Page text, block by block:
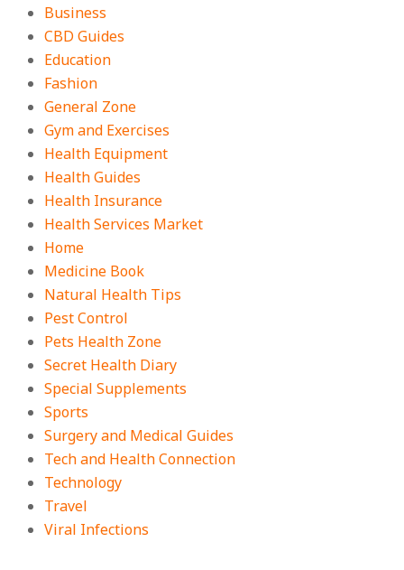
Business
CBD Guides
Education
Fashion
General Zone
Gym and Exercises
Health Equipment
Health Guides
Health Insurance
Health Services Market
Home
Medicine Book
Natural Health Tips
Pest Control
Pets Health Zone
Secret Health Diary
Special Supplements
Sports
Surgery and Medical Guides
Tech and Health Connection
Technology
Travel
Viral Infections